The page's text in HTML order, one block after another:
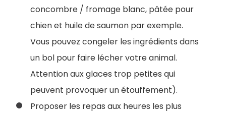
concombre / fromage blanc, pâtée pour
chien et huile de saumon par exemple.
Vous pouvez congeler les ingrédients dans
un bol pour faire lécher votre animal.
Attention aux glaces trop petites qui
peuvent provoquer un étouffement).
Proposer les repas aux heures les plus